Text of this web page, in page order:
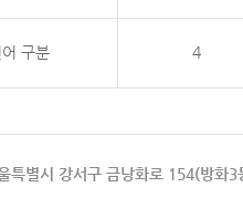
어 구분 4
특별시 강서구 금낭화로 154(방화3